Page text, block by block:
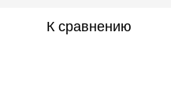
К сравнению